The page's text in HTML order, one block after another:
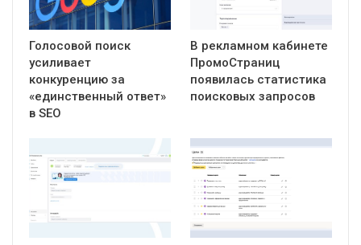
Голосовой поиск
усиливает
конкуренцию за
«единственный ответ»
в SEO
В рекламном кабинете
ПромоСтраниц
появилась статистика
поисковых запросов